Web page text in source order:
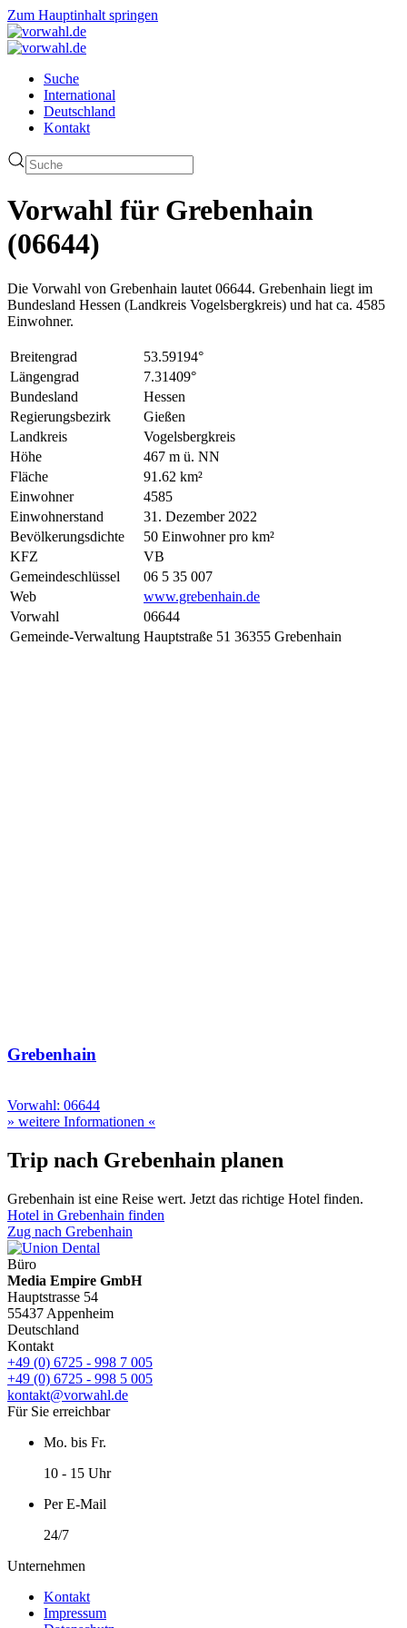
Zum Hauptinhalt springen
Suche
International
Deutschland
Kontakt
Vorwahl für Grebenhain
(06644)
Die Vorwahl von Grebenhain lautet 06644. Grebenhain liegt im
Bundesland Hessen (Landkreis Vogelsbergkreis) und hat ca. 4585
Einwohner.
Breitengrad
53.59194°
Längengrad
7.31409°
Bundesland
Hessen
Regierungsbezirk
Gießen
Landkreis
Vogelsbergkreis
Höhe
467 m ü. NN
Fläche
91.62 km²
Einwohner
4585
Einwohnerstand
31. Dezember 2022
Bevölkerungsdichte
50 Einwohner pro km²
KFZ
VB
Gemeindeschlüssel
06 5 35 007
Web
www.grebenhain.de
Vorwahl
06644
Gemeinde-Verwaltung Hauptstraße 51 36355 Grebenhain
Grebenhain
Vorwahl: 06644
» weitere Informationen «
Trip nach Grebenhain planen
Grebenhain ist eine Reise wert. Jetzt das richtige Hotel finden.
Hotel in Grebenhain finden
Zug nach Grebenhain
Büro
Media Empire GmbH
Hauptstrasse 54
55437 Appenheim
Deutschland
Kontakt
+49 (0) 6725 - 998 7 005
+49 (0) 6725 - 998 5 005
kontakt@vorwahl.de
Für Sie erreichbar
Mo. bis Fr.
10 - 15 Uhr
Per E-Mail
24/7
Unternehmen
Kontakt
Impressum